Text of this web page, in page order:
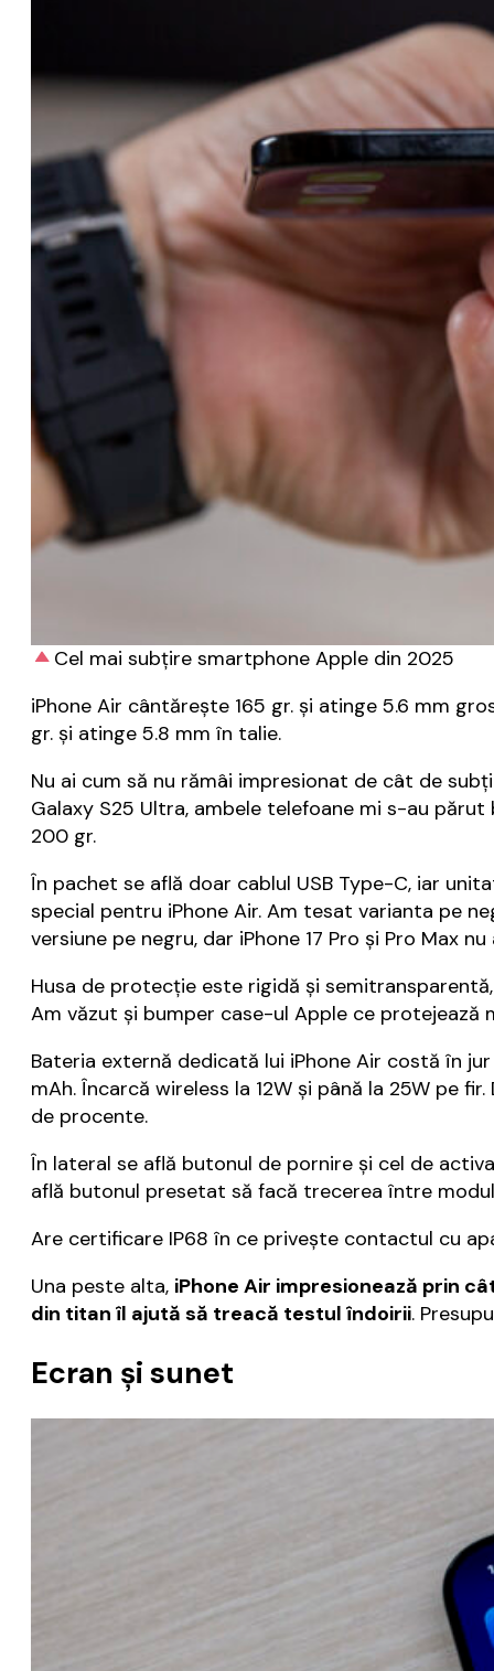
Cel mai subțire smartphone Apple din 2025
iPhone Air cântărește 165 gr. și atinge 5.6 mm
gr. și atinge 5.8 mm în talie.
Nu ai cum să nu rămâi impresionat de cât de
Galaxy S25 Ultra, ambele telefoane mi s-au
200 gr.
În pachet se află doar cablul USB Type-C, iar
special pentru iPhone Air. Am tesat varianta pe
versiune pe negru, dar iPhone 17 Pro și Pro Max
Husa de protecție este rigidă și
Am văzut și bumper case-ul Apple ce
Bateria externă dedicată lui iPhone Air costă în
mAh. Încarcă wireless la 12W și până la 25W pe
de procente.
În lateral se află butonul de pornire și cel de
află butonul presetat să facă trecerea între
Are certificare IP68 în ce privește contactul cu
Una peste alta, iPhone Air impresionează prin
din titan îl ajută să treacă testul îndoirii.
Ecran și sunet